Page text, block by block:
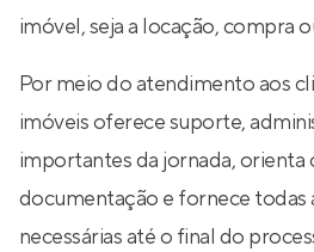
imóvel, seja a locação, compra
Por meio do atendimento aos
imóveis oferece suporte,
importantes da jornada, orienta
documentação e fornece todas
necessárias até o final do